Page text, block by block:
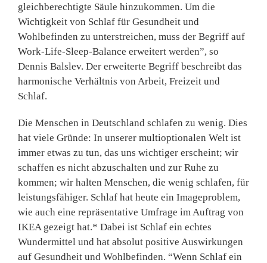
gleichberechtigte Säule hinzukommen. Um die
Wichtigkeit von Schlaf für Gesundheit und
Wohlbefinden zu unterstreichen, muss der Begriff auf
Work-Life-Sleep-Balance erweitert werden”, so
Dennis Balslev. Der erweiterte Begriff beschreibt das
harmonische Verhältnis von Arbeit, Freizeit und
Schlaf.
Die Menschen in Deutschland schlafen zu wenig. Dies
hat viele Gründe: In unserer multioptionalen Welt ist
immer etwas zu tun, das uns wichtiger erscheint; wir
schaffen es nicht abzuschalten und zur Ruhe zu
kommen; wir halten Menschen, die wenig schlafen, für
leistungsfähiger. Schlaf hat heute ein Imageproblem,
wie auch eine repräsentative Umfrage im Auftrag von
IKEA gezeigt hat.* Dabei ist Schlaf ein echtes
Wundermittel und hat absolut positive Auswirkungen
auf Gesundheit und Wohlbefinden. “Wenn Schlaf ein